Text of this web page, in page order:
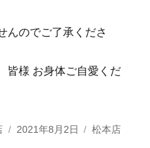
んのでご了承くださ
様 お身体ご自愛くだ
投
2021年8月2日
カ
松本店